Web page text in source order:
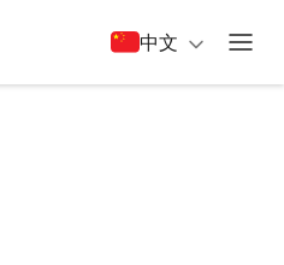
中文